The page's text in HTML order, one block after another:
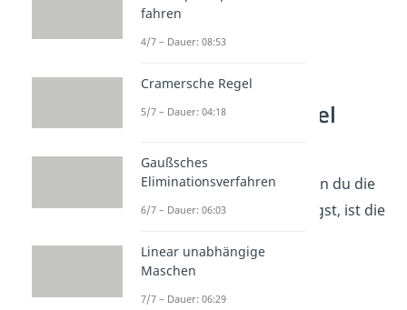
Rechte Hand Regel
Wichtige Beispiele, in denen du die
Rechte Hand Regel benötigst, ist die
Fadenstrahlrohrund der
fahren
4/7 – Dauer: 08:53
Cramersche Regel
5/7 – Dauer: 04:18
Gaußsches
Eliminationsverfahren
6/7 – Dauer: 06:03
Linear unabhängige
Maschen
7/7 – Dauer: 06:29